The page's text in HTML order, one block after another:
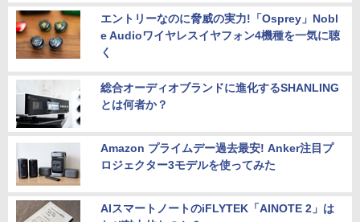
エントリーなのに脅威の実力!「Osprey」Nobl
e Audioワイヤレスイヤフォン4機種を一気に聴
く
総合オーディオブランドに進化するSHANLING
とは何者か？
Amazon プライムデー過去最安! Anker注目プ
ロジェクター3モデルを使ってみた
AIスマートノートのiFLYTEK「AINOTE 2」は